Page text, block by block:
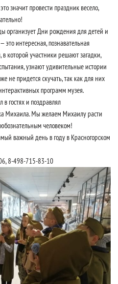
значит провести праздник весело,
организует Дни рождения для детей и
это интересная, познавательная
в которой участники решают загадки,
узнают удивительные истории
не придется скучать, так как для них
программ музея.
гостях и поздравлял
Михаила. Мы желаем Михаилу расти
человеком!
важный день в году в Красногорском
8-498-715-83-10